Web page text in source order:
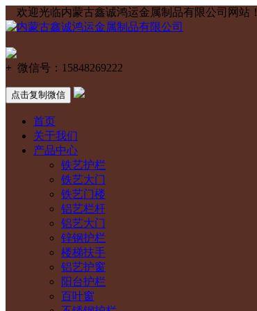
欢迎光临内蒙古鑫诚鸿运金属制品有限公司网站！
+ 微信号： 15848269222
点击复制微信
首页
关于我们
产品中心
铁艺护栏
铁艺大门
铁艺门楼
铝艺栏杆
铝艺大门
锌钢护栏
楼梯扶手
铝艺护窗
阳台护栏
百叶窗